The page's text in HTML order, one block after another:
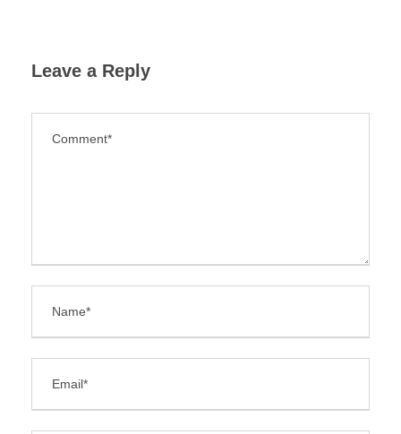
Leave a Reply